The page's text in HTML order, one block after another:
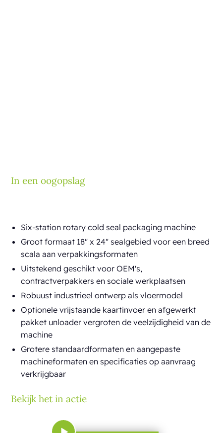
In een oogopslag
Six-station rotary cold seal packaging machine
Groot formaat 18" x 24" sealgebied voor een breed
scala aan verpakkingsformaten
Uitstekend geschikt voor OEM's,
contractverpakkers en sociale werkplaatsen
Robuust industrieel ontwerp als vloermodel
Optionele vrijstaande kaartinvoer en afgewerkt
pakket unloader vergroten de veelzijdigheid van de
machine
Grotere standaardformaten en aangepaste
machineformaten en specificaties op aanvraag
verkrijgbaar
Bekijk het in actie